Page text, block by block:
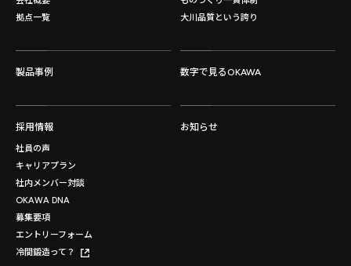
拠点一覧
大川品質という誇り
製品事例 数字で見るOKAWA
採用情報
社員の声
キャリアプラン
社内メンバー対談
OKAWA DNA
募集要項
エントリーフォーム
冷間鍛造って？
お知らせ